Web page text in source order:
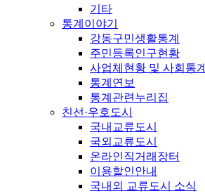
기타
통계이야기
강동구민생활통계
주민등록인구현황
사업체현황 및 사회통계
통계연보
통계관련누리집
친선·우호도시
국내교류도시
국외교류도시
온라인직거래장터
이용할인안내
국내외 교류도시 소식